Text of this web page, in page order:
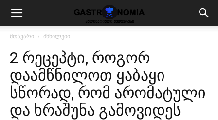
მთავარი მწნილები
2 რეცეპტი, როგორ
დაამწნილოთ ყაბაყი
სწორად, რომ არომატული
და ხრაშუნა გამოვიდეს